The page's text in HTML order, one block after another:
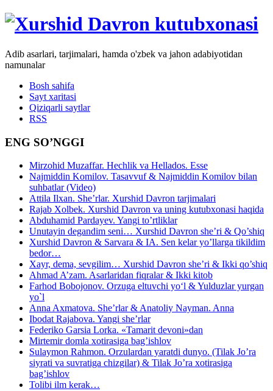
Adib asarlari, tarjimalari, hamda o'zbek va jahon adabiyotidan
namunalar
Bosh sahifa
Sayt xaritasi
Qiziqarli saytlar
RSS
ENG SO’NGGI
Mirzohid Muzaffar. Hechlik va Hellados. Esse
Najmiddin Komilov. Tasavvuf & Najmiddin Komilov bilan
suhbatlar (Video)
Attila Ilxan. She’rlar. Xurshid Davron tarjimalari
Rajab Xolbek. Xurshid Davron va uning kutubxonasi haqida
Abduhamid Pardayev. Yangi to’rtliklar
Unutayin degandim seni… Xurshid Davron she’ri & Qo’shiq
Xurshid Davron & Sarvara & IA. Sen kelar yo’llarga tikildim
bedor…
Xayr, dema, sevgilim… Xurshid Davron she’ri & Ikki qo’shiq
Ahmad A’zam. Asarlaridan fiqralar & Ikki kitob
Farhod Bobojonov. Orzuga eltuvchi yo‘l & Yulduzlar yurgan
yo`l
Anna Axmatova. She’rlar & Anatoliy Nayman. Anna
Ibodat Rajabova. Yangi she’rlar
Federiko Garsia Lorka. «Tamarit devoni»dan
Mirtemir domla xotirasiga bag’ishlov
Sulaymon Rahmon. Orzulardan yaratdi dunyo. (Tilak Jo’ra
siyrati va suvratiga chizgilar) & Tilak Jo’ra xotirasiga
bag’ishlov
Tolibi ilm kerak…